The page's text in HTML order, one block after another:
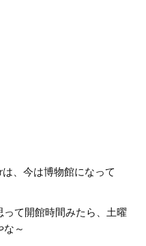
、今は博物館になって
て開館時間みたら、土曜
な～